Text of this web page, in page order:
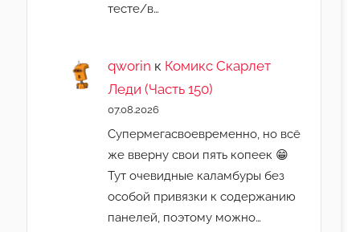
тесте/в…
qworin к Комикс Скарлет
Леди (Часть 150)
07.08.2026
Супермегасвоевременно, но всё
же вверну свои пять копеек 😁
Тут очевидные каламбуры без
особой привязки к содержанию
панелей, поэтому можно…